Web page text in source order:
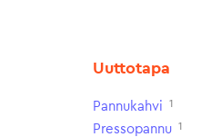
Uuttotapa
Pannukahvi 1
Pressopannu 1